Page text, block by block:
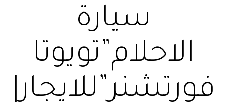
سيارة
الاحلام”تويوتا
فورتشنر”للايجار|